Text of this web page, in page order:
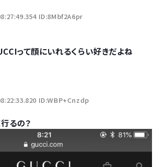
ID:8Mbf2A6pr
って顔にいれるくらい好きだよね
ID:WBP+Cnzdp
るの？